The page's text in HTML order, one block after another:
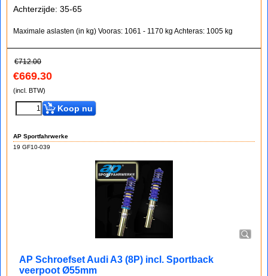
Achterzijde: 35-65
Maximale aslasten (in kg) Vooras: 1061 - 1170 kg Achteras: 1005 kg
€712.00
€669.30
(incl. BTW)
Koop nu
AP Sportfahrwerke
19 GF10-039
AP Schroefset Audi A3 (8P) incl. Sportback
veerpoot Ø55mm